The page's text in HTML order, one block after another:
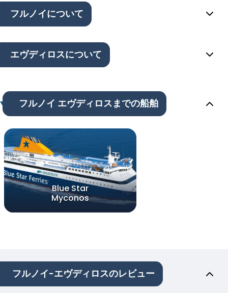
フルノイについて
エヴディロスについて
フルノイ エヴディロスまでの船舶
Blue Star
Myconos
フルノイ-エヴディロスのレビュー